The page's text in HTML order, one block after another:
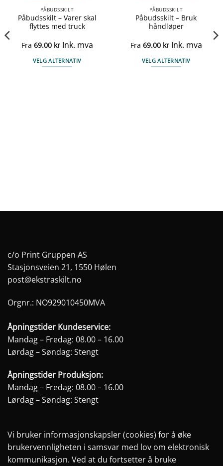
PÅBUDSSKILT
Påbudsskilt – Varer skal
flyttes med truck
Fra 69.00 kr Ink. mva
VELG ALTERNATIV
PÅBUDSSKILT
Påbudsskilt – Bruk
håndløper
Fra 69.00 kr Ink. mva
VELG ALTERNATIV
c/o Print Gruppen AS
Stasjonsveien 21, 1550 Hølen
post@ekstraskilt.no
Orgnr.: NO929010450MVA
Åpningstider Kundeservice:
Mandag – Fredag: 08.00 – 16.00
Lørdag – Søndag: Stengt
Åpningstider Produksjon:
Mandag – Fredag: 08.00 – 16.00
Lørdag – Søndag: Stengt
Vi bruker informasjonskapsler (cookies) for å øke
brukervennligheten i samsvar med lov om elektronisk
kommunikasjon. Ved at du fortsetter å bruke